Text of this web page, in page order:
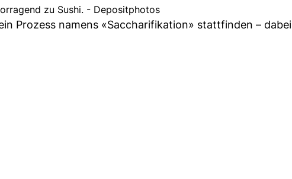
zu Sushi. - Depositphotos
Prozess namens «Saccharifikation» stattfinden – dabei